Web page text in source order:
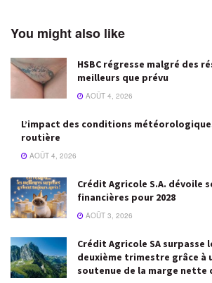
You might also like
HSBC régresse malgré des
meilleurs que prévu
AOÛT 4, 2026
L’impact des conditions
routière
AOÛT 4, 2026
Crédit Agricole S.A. dévoile
financières pour 2028
AOÛT 3, 2026
Crédit Agricole SA surpasse
deuxième trimestre grâce à
soutenue de la marge nette